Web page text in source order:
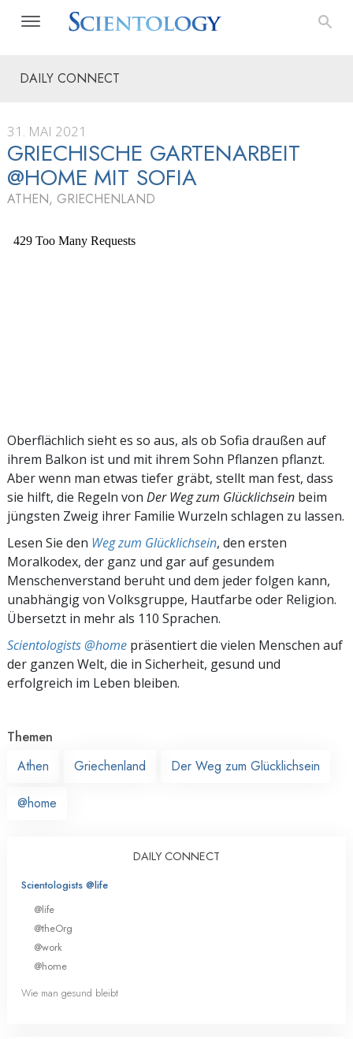
DAILY CONNECT
31. MAI 2021
GRIECHISCHE GARTENARBEIT
@HOME MIT SOFIA
ATHEN, GRIECHENLAND
Oberflächlich sieht es so aus, als ob Sofia draußen auf
ihrem Balkon ist und mit ihrem Sohn Pflanzen pflanzt.
Aber wenn man etwas tiefer gräbt, stellt man fest, dass
sie hilft, die Regeln von Der Weg zum Glücklichsein beim
jüngsten Zweig ihrer Familie Wurzeln schlagen zu lassen.
Lesen Sie den Weg zum Glücklichsein, den ersten
Moralkodex, der ganz und gar auf gesundem
Menschenverstand beruht und dem jeder folgen kann,
unabhängig von Volksgruppe, Hautfarbe oder Religion.
Übersetzt in mehr als 110 Sprachen.
Scientologists @home präsentiert die vielen Menschen auf
der ganzen Welt, die in Sicherheit, gesund und
erfolgreich im Leben bleiben.
Themen
Athen
Griechenland Der Weg zum Glücklichsein
@home
DAILY CONNECT
Scientologists @life
@life
@theOrg
@work
@home
Wie man gesund bleibt